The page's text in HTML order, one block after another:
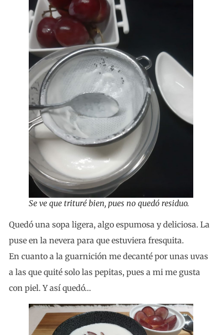
Se ve que trituré bien, pues no quedó residuo.
Quedó una sopa ligera, algo espumosa y deliciosa. La
puse en la nevera para que estuviera fresquita.
En cuanto a la guarnición me decanté por unas uvas
a las que quité solo las pepitas, pues a mi me gusta
con piel. Y así quedó…